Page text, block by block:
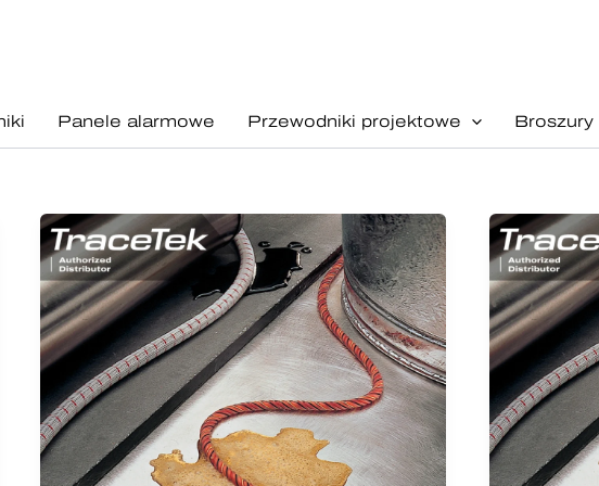
Panele alarmowe Przewodniki projektowe Broszury